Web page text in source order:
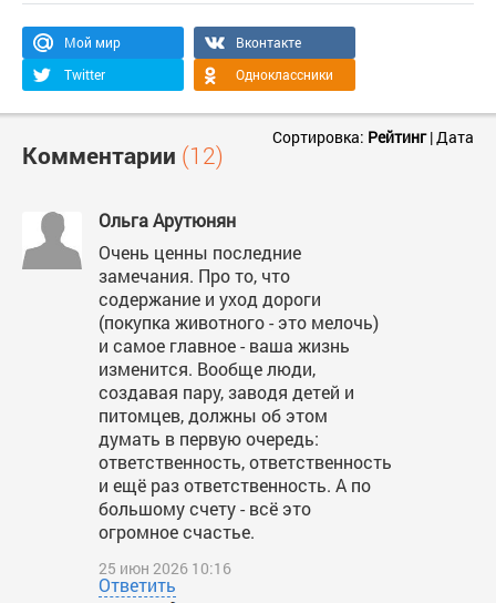
Мой мир
Вконтакте
Twitter
Одноклассники
Комментарии (12)
Сортировка: Рейтинг|Дата
Ольга Арутюнян
Очень ценны последние
замечания. Про то, что
содержание и уход дороги
(покупка животного - это мелочь)
и самое главное - ваша жизнь
изменится. Вообще люди,
создавая пару, заводя детей и
питомцев, должны об этом
думать в первую очередь:
ответственность, ответственность
и ещё раз ответственность. А по
большому счету - всё это
огромное счастье.
25 июн 2026 10:16
Ответить